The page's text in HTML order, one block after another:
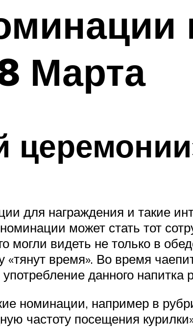
Марта
для награждения и такие
может стать тот
могли видеть не только в
время». Во время
данного напитка
номинации, например в
частоту посещения